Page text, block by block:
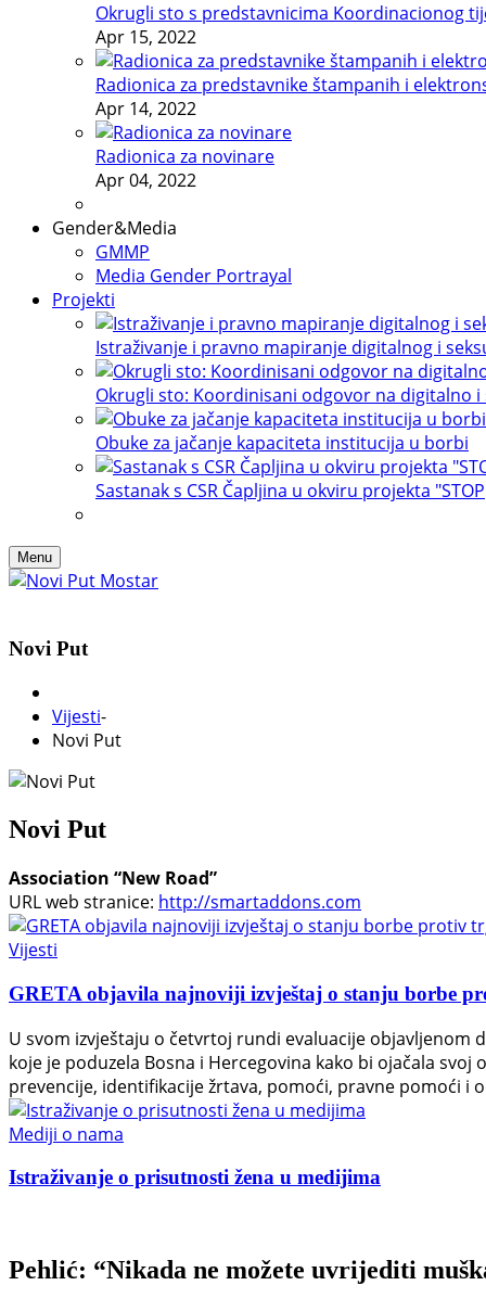
Okrugli sto s predstavnicima Koordinacionog
Apr 15, 2022
Radionica za predstavnike štampanih i
Apr 14, 2022
Radionica za novinare
Apr 04, 2022
Gender&Media
GMMP
Media Gender Portrayal
Projekti
Istraživanje i pravno mapiranje digitalnog i
Okrugli sto: Koordinisani odgovor na digitalno i
Obuke za jačanje kapaciteta institucija u borbi
Sastanak s CSR Čapljina u okviru projekta "STOP
Menu
Novi Put
Vijesti-
Novi Put
Novi Put
Association “New Road”
URL web stranice: http://smartaddons.com
Vijesti
GRETA objavila najnoviji izvještaj o stanju borbe
U svom izvještaju o četvrtoj rundi evaluacije objavljenom
koje je poduzela Bosna i Hercegovina kako bi ojačala
prevencije, identifikacije žrtava, pomoći, pravne pomoći i
Mediji o nama
Istraživanje o prisutnosti žena u medijima
Pehlić: “Nikada ne možete uvrijediti